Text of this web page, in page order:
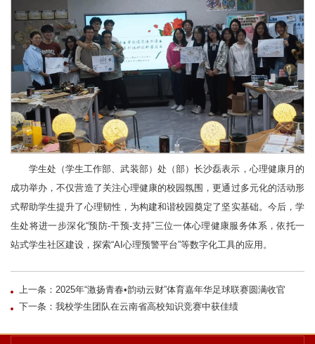
学生处（学生工作部、武装部）处（部）长沙磊表示，心理健康月的
成功举办，不仅营造了关注心理健康的校园氛围，更通过多元化的活动形
式帮助学生提升了心理韧性，为构建和谐校园奠定了坚实基础。今后，学
生处将进一步深化“预防-干预-支持”三位一体心理健康服务体系，依托一
站式学生社区建设，探索“AI心理预警平台”等数字化工具的应用。
上一条：2025年“激扬青春•韵动云财”体育嘉年华足球联赛圆满收官
下一条：我校学生团队在云南省高校知识竞赛中获佳绩